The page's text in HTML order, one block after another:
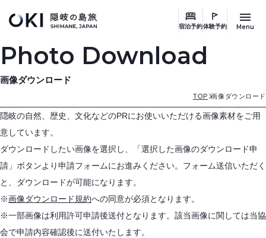
宿泊予約体験予約 Menu
Photo Download
画像ダウンロード
TOP 画像ダウンロード
隠岐の自然、歴史、文化などのPRにお使いいただける画像素材をご用
意しています。
ダウンロードしたい画像を選択し、「選択した画像のダウンロード申
請」ボタンより申請フォームにお進みください。フォーム送信いただく
と、ダウンロードが可能になります。
※画像ダウンロード規約への同意が必須となります。
※一部画像は利用許可申請後送付となります。該当画像に関しては当協
会で申請内容確認後に送付いたします。